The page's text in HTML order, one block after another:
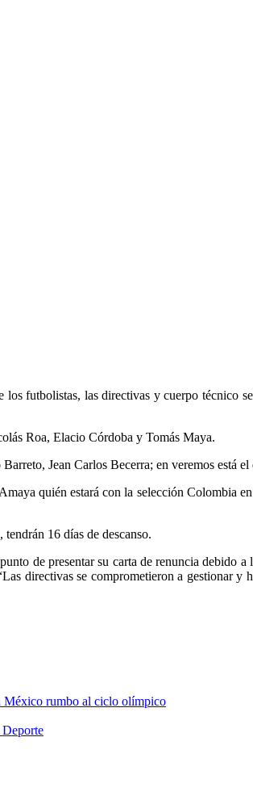
futbolistas, las directivas y cuerpo técnico
Roa, Elacio Córdoba y Tomás Maya.
Jean Carlos Becerra; en veremos está
quién estará con la selección Colombia
16 días de descanso.
de presentar su carta de renuncia debido
directivas se comprometieron a gestionar
México rumbo al ciclo olímpico